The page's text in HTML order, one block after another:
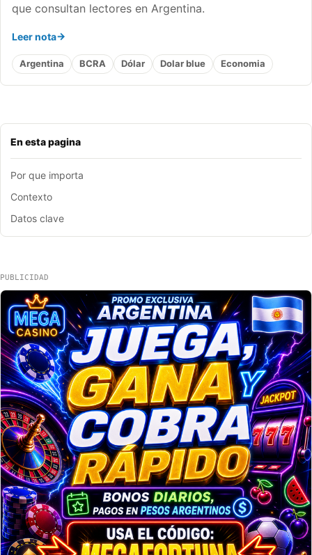
En esta pagina
Por que importa
Contexto
Datos clave
que consultan lectores en Argentina.
Leer nota
Argentina BCRA Dólar Dolar blue Economia
PUBLICIDAD